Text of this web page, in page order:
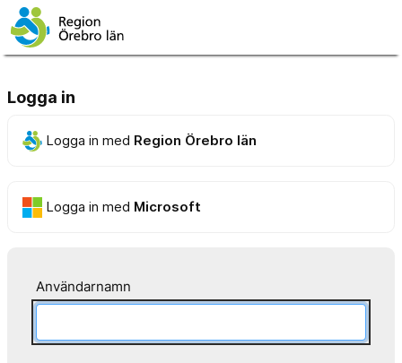
Logga in
Logga in med Region Örebro län
Logga in med Microsoft
Användarnamn